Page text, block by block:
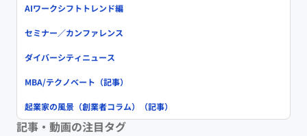
AIワークシフトトレンド編
セミナー／カンファレンス
ダイバーシティニュース
MBA/テクノベート（記事）
起業家の風景（創業者コラム）（記事）
記事・動画の注目タグ